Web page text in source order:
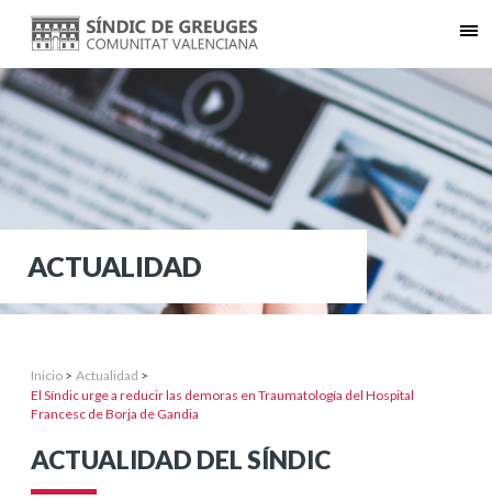
ACTUALIDAD
Inicio > Actualidad >
El Síndic urge a reducir las demoras en Traumatología del Hospital
Francesc de Borja de Gandia
ACTUALIDAD DEL SÍNDIC